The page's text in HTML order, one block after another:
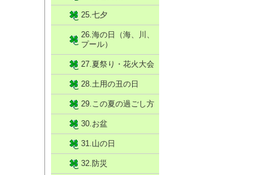
25.七夕
26.海の日（海、川、
プール）
27.夏祭り・花火大会
28.土用の丑の日
29.この夏の過ごし方
30.お盆
31.山の日
32.防災